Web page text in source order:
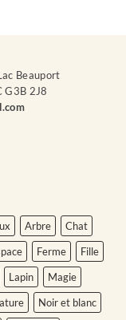
Beauport
G3B 2J8
Arbre
Chat
Ferme
Fille
Lapin
Magie
Noir et blanc